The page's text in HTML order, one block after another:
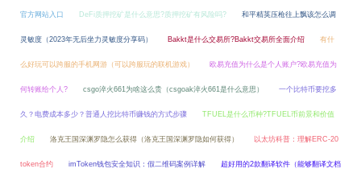
官方网站入口 DeFi质押挖矿是什么意思?质押挖矿有风险吗? 和平精英压枪往上飘该怎么调
灵敏度（2023年无后坐力灵敏度分享码） Bakkt是什么交易所?Bakkt交易所全面介绍 有什
么好玩可以跨服的手机网游（可以跨服玩的联机游戏） 欧易充值为什么是个人账户?欧易充值为
何转账给个人? csgo淬火661为啥这么贵（csgoak淬火661是什么意思） 一个比特币要挖多
久？电费成本多少？普通人挖比特币赚钱的方式步骤 TFUEL是什么币种?TFUEL币前景和价值
介绍 洛克王国深渊罗隐怎么获得（洛克王国深渊罗隐如何获得） 以太坊科普：理解ERC-20
token合约 imToken钱包安全知识：假二维码案例详解 超好用的2款翻译软件（能够翻译文档